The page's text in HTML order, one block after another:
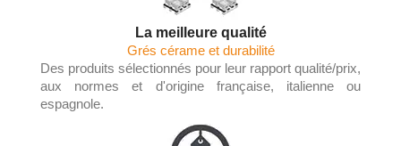
La meilleure qualité
Grés cérame et durabilité
Des produits sélectionnés pour leur rapport qualité/prix,
aux normes et d'origine française, italienne ou
espagnole.